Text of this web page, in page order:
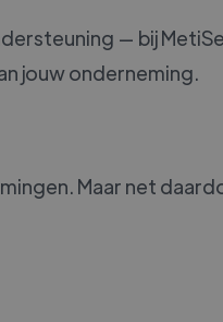
— bij
jouw onderneming.
Maar net